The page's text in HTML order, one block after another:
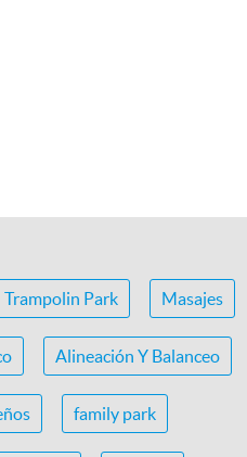
Trampolin Park Masajes
Alineación Y Balanceo
family park